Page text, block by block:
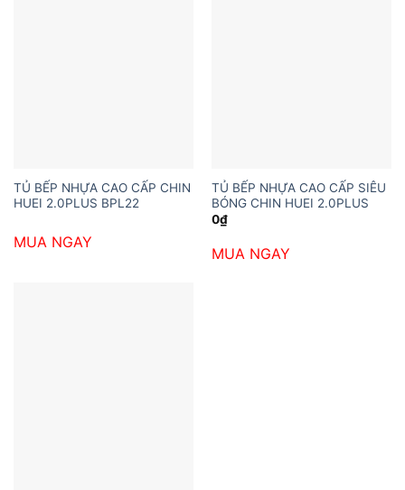
TỦ BẾP NHỰA CAO CẤP CHIN
HUEI 2.0PLUS BPL22
MUA NGAY
TỦ BẾP NHỰA CAO CẤP SIÊU
BÓNG CHIN HUEI 2.0PLUS
0₫
MUA NGAY